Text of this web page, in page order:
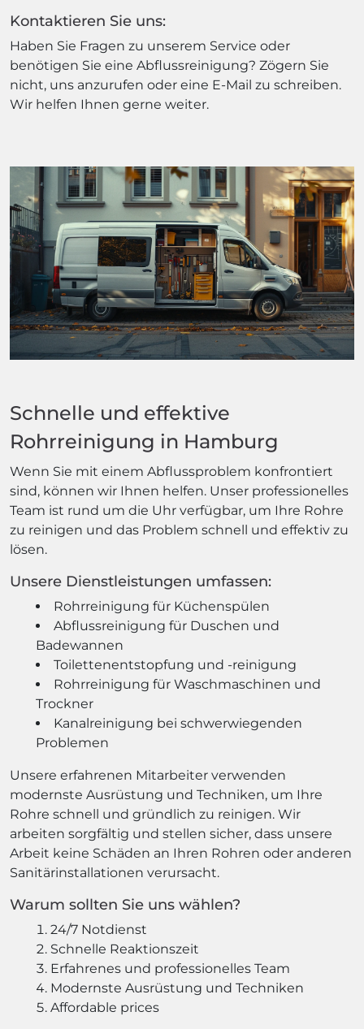
Kontaktieren Sie uns:
Haben Sie Fragen zu unserem Service oder
benötigen Sie eine Abflussreinigung? Zögern Sie
nicht, uns anzurufen oder eine E-Mail zu schreiben.
Wir helfen Ihnen gerne weiter.
Schnelle und effektive
Rohrreinigung in Hamburg
Wenn Sie mit einem Abflussproblem konfrontiert
sind, können wir Ihnen helfen. Unser professionelles
Team ist rund um die Uhr verfügbar, um Ihre Rohre
zu reinigen und das Problem schnell und effektiv zu
lösen.
Unsere Dienstleistungen umfassen:
Rohrreinigung für Küchenspülen
Abflussreinigung für Duschen und
Badewannen
Toilettenentstopfung und -reinigung
Rohrreinigung für Waschmaschinen und
Trockner
Kanalreinigung bei schwerwiegenden
Problemen
Unsere erfahrenen Mitarbeiter verwenden
modernste Ausrüstung und Techniken, um Ihre
Rohre schnell und gründlich zu reinigen. Wir
arbeiten sorgfältig und stellen sicher, dass unsere
Arbeit keine Schäden an Ihren Rohren oder anderen
Sanitärinstallationen verursacht.
Warum sollten Sie uns wählen?
24/7 Notdienst
Schnelle Reaktionszeit
Erfahrenes und professionelles Team
Modernste Ausrüstung und Techniken
Affordable prices